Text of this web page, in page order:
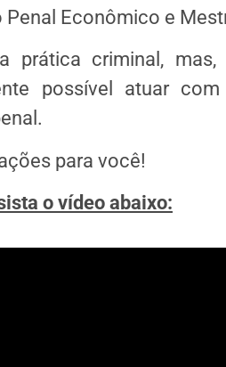
Econômico e
prática criminal, mas,
possível atuar
para você!
o vídeo abaixo: